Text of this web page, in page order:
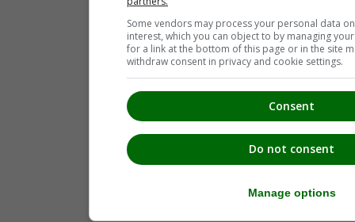
Some vendors may process your personal data
interest, which you can object to by managing
for a link at the bottom of this page or in the site
withdraw consent in privacy and cookie settings.
Consent
Do not consent
Manage options